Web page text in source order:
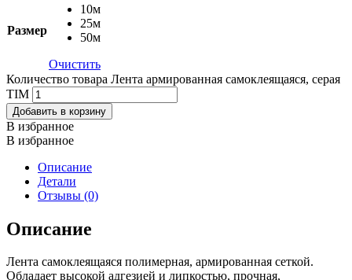
Размер
10м
25м
50м
Очистить
Количество товара Лента армированная самоклеящаяся, серая
TIM
Добавить в корзину
В избранное
В избранное
Описание
Детали
Отзывы (0)
Описание
Лента самоклеящаяся полимерная, армированная сеткой.
Обладает высокой адгезией и липкостью, прочная,